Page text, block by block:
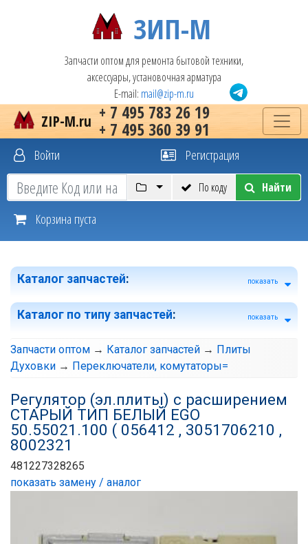
ЗИП-М
Запчасти оптом для ремонта бытовой техники,
аксессуары, установочная арматура
E-mail: mail@zip-m.ru
+ 7 495 783 26 19
+ 7 495 360 39 91
ZIP-M.ru
Войти Регистрация
По коду Найти
Корзина пуста
Каталог запчастей: показать
Каталог по типу запчастей: показать
Запчасти оптом → Каталог запчастей → Плиты
Духовки → Переключатели, комутаторы=
Регулятор (эл.плиты) с расширением
СТАРЫЙ ТИП БЕЛЫЙ EGO
50.55021.100 ( 056412 , 3051706210 ,
8002321
481227328265
показать замену / аналог